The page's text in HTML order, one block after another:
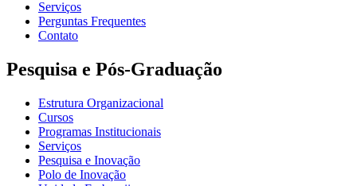
Serviços
Perguntas Frequentes
Contato
Pesquisa e Pós-Graduação
Estrutura Organizacional
Cursos
Programas Institucionais
Serviços
Pesquisa e Inovação
Polo de Inovação